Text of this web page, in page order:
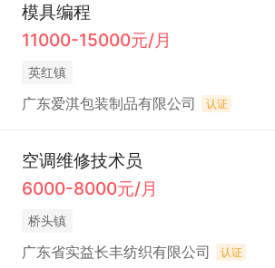
模具编程
11000-15000元/月
英红镇
广东爱淇包装制品有限公司 认证
空调维修技术员
6000-8000元/月
桥头镇
广东省实益长丰纺织有限公司 认证